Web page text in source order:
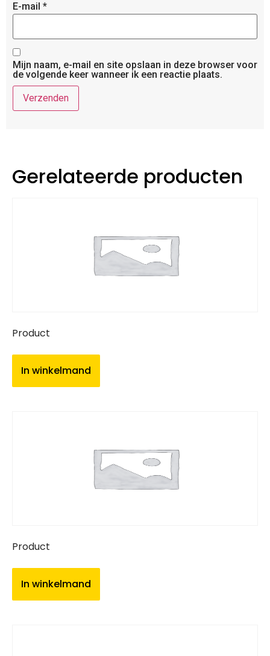
E-mail *
Mijn naam, e-mail en site opslaan in deze browser voor
de volgende keer wanneer ik een reactie plaats.
Gerelateerde producten
Product
In winkelmand
Product
In winkelmand